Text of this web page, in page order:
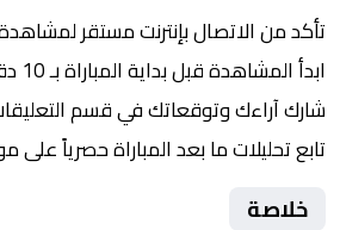
تأكد من الاتصال بإنترنت مستقر
ابدأ المشاهدة قبل بداية المباراة بـ 10 دقائق
شارك آراءك وتوقعاتك في قسم
تابع تحليلات ما بعد المباراة حصرياً على
خلاصة